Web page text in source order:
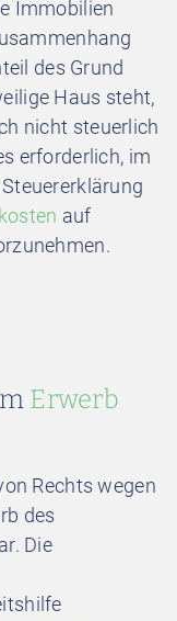
Immobilien
des Grund
Haus steht,
nicht steuerlich
erforderlich, im
auf
Erwerb
Rechts wegen
des
Die